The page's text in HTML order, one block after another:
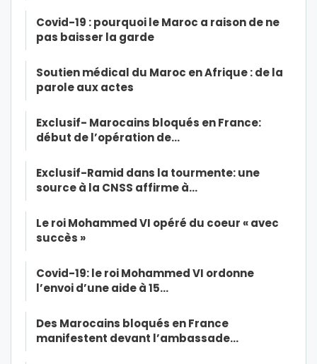
Covid-19 : pourquoi le Maroc a raison de ne
pas baisser la garde
Soutien médical du Maroc en Afrique : de la
parole aux actes
Exclusif- Marocains bloqués en France:
début de l’opération de…
Exclusif-Ramid dans la tourmente: une
source à la CNSS affirme à…
Le roi Mohammed VI opéré du coeur « avec
succès »
Covid-19: le roi Mohammed VI ordonne
l’envoi d’une aide à 15…
Des Marocains bloqués en France
manifestent devant l’ambassade…